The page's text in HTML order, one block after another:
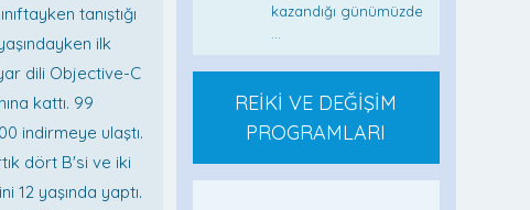
tanıştığı
ilk
dili Objective-C
kattı. 99
indirmeye ulaştı.
dört B'si ve iki
12 yaşında yaptı.
kazandığı günümüzde
...
REİKİ VE DEĞİŞİM
PROGRAMLARI